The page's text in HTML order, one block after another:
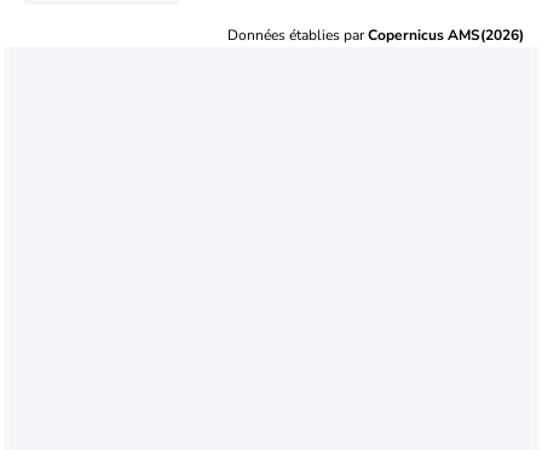
Données établies parCopernicus AMS(2026)